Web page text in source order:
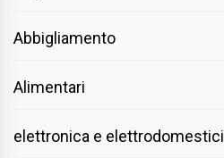
Abbigliamento
Alimentari
elettronica e elettrodomestici